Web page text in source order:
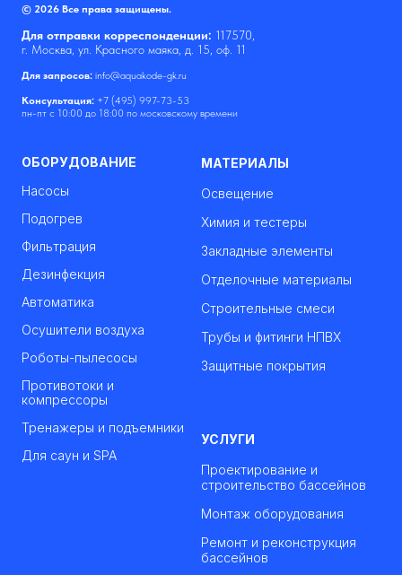
© 2026 Все права защищены.
Для отправки корреспонденции: 117570,
г. Москва, ул. Красного маяка, д. 15, оф. 11
Для запросов: info@aquakode-gk.ru
Консультация: +7 (495) 997-73-53
пн-пт с 10:00 до 18:00 по московскому времени
ОБОРУДОВАНИЕ
Насосы
Подогрев
Фильтрация
Дезинфекция
Автоматика
Осушители воздуха
Роботы-пылесосы
Противотоки и
компрессоры
Тренажеры и подъемники
Для саун и SPA
МАТЕРИАЛЫ
Освещение
Химия и тестеры
Закладные элементы
Отделочные материалы
Строительные смеси
Трубы и фитинги НПВХ
Защитные покрытия
УСЛУГИ
Проектирование и
строительство бассейнов
Монтаж оборудования
Ремонт и реконструкция
бассейнов